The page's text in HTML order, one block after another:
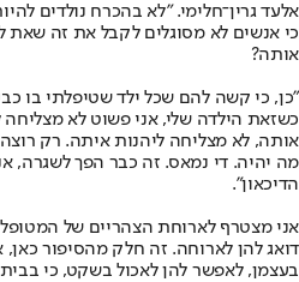
אלעד גרין־חלימי. "לא בהכרח נולדים
כי אנשים לא מסוגלים לקבל את זה שאת
אותה?
"כן, כי קשה להם שכל ילד שטיפלתי בו
כשזאת הילדה שלי, אני פשוט לא
אותה, לא מצליחה ליהנות איתה. רק
מה יהיה. די נמאס. זה כבר הפך לשגרה,
הדיכאון".
אני מצטרף לארוחת הצהריים של
דואג להן לארוחה. זה חלק מהסיפור
בעצמן, לאפשר להן לאכול בשקט, כי